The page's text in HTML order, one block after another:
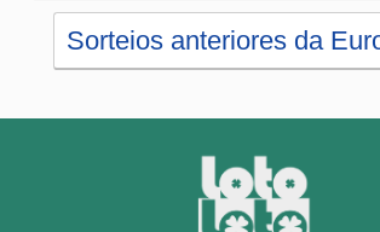
Conferidor
Simulador
Últimos resultados
Sorteios anteriores
Aumente suas chances